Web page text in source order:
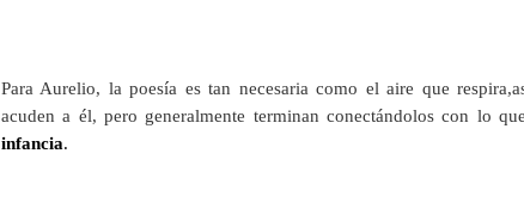
Para Aurelio, la poesía estan necesaria como el aire que respira,
acuden a él, pero generalmente terminan conectándolos con lo
infancia.